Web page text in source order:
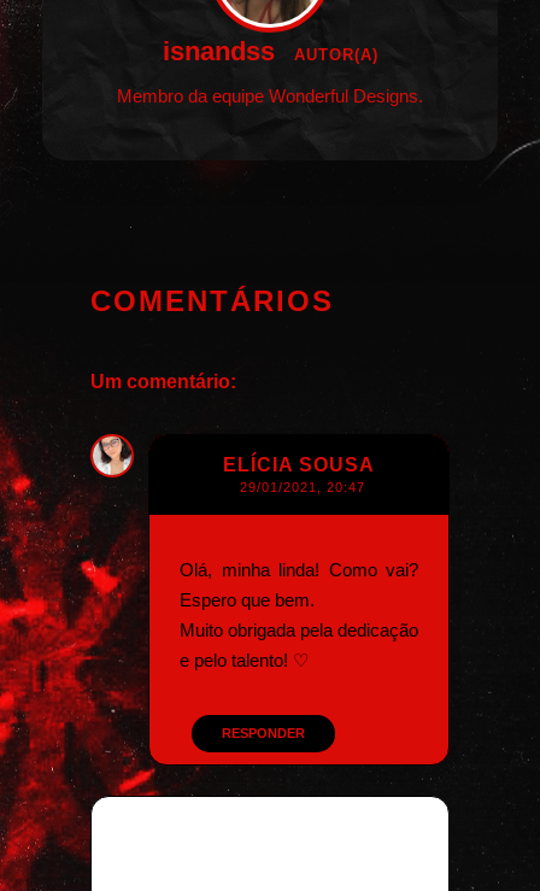
isnandss AUTOR(A)
Membro da equipe Wonderful Designs.
COMENTÁRIOS
Um comentário:
ELÍCIA SOUSA
29/01/2021, 20:47
Olá, minha linda! Como vai?
Espero que bem.
Muito obrigada pela dedicação
e pelo talento! ♡
RESPONDER